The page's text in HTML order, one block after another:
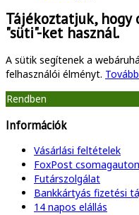
Tájékoztatjuk, hogy
"süti"-ket használ.
A sütik segítenek a
felhasználói élményt.
Rendben
Információk
Vásárlási feltételek
FoxPost
Futárszolgálat
Bankkártyás fizetési
14 napos elállás